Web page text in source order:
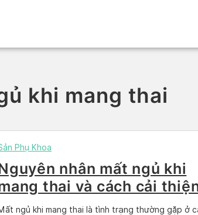
khi mang thai
Phụ Khoa
nhân mất ngủ khi
thai và cách cải
hiệu quả
ngủ khi mang thai là tình trạng thường gặp ở